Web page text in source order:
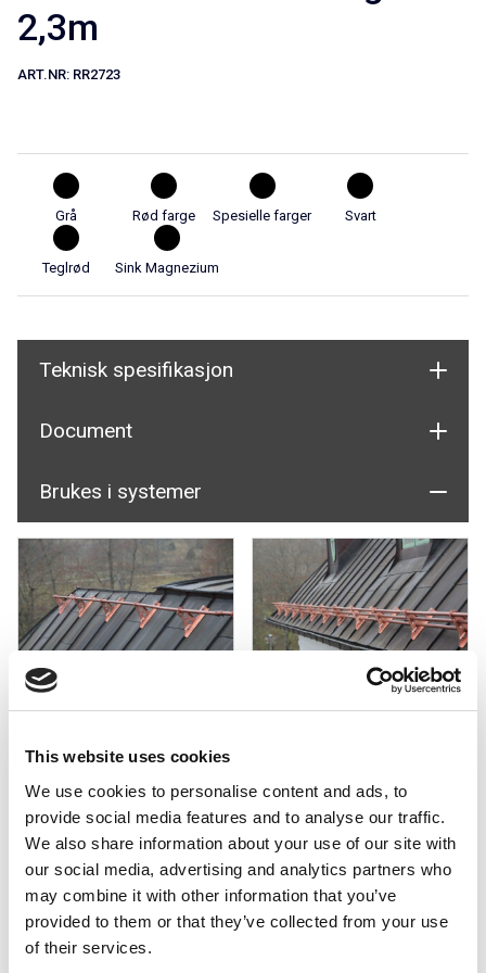
This website uses cookies
We use cookies to personalise content and ads, to
provide social media features and to analyse our traffic.
We also share information about your use of our site with
our social media, advertising and analytics partners who
may combine it with other information that you’ve
provided to them or that they’ve collected from your use
of their services.
2,3m
ART.NR: RR2723
Grå Rød farge Spesielle farger Svart
Teglrød Sink Magnezium
Teknisk spesifikasjon
Document
Brukes i systemer
Rømnings- og adkomstbro for
betongtakstein